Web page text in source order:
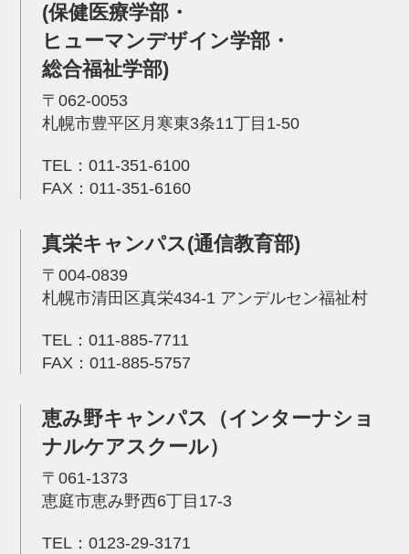
(保健医療学部・
ヒューマンデザイン学部・
総合福祉学部)
〒062-0053
札幌市豊平区月寒東3条11丁目1-50
TEL： 011-351-6100
FAX：011-351-6160
真栄キャンパス(通信教育部)
〒004-0839
札幌市清田区真栄434-1 アンデルセン福祉村
TEL： 011-885-7711
FAX：011-885-5757
恵み野キャンパス（インターナショ
ナルケアスクール）
〒061-1373
恵庭市恵み野西6丁目17-3
TEL： 0123-29-3171